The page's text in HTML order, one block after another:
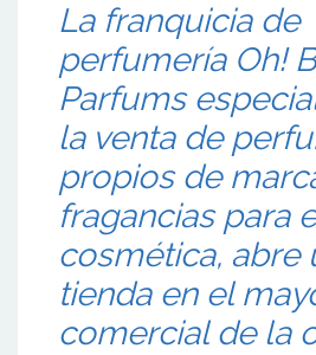
La franquicia de
perfumería Oh!
Parfums
la venta de
propios de
fragancias para
cosmética, abre
tienda en el
comercial de la